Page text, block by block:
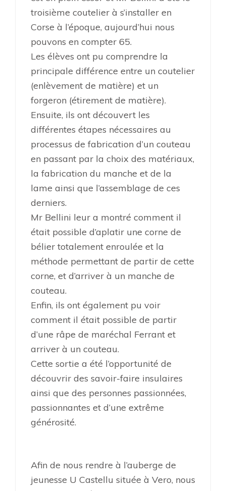
troisième coutelier à s’installer en
Corse à l’époque, aujourd’hui nous
pouvons en compter 65.
Les élèves ont pu comprendre la
principale différence entre un coutelier
(enlèvement de matière) et un
forgeron (étirement de matière).
Ensuite, ils ont découvert les
différentes étapes nécessaires au
processus de fabrication d’un couteau
en passant par la choix des matériaux,
la fabrication du manche et de la
lame ainsi que l’assemblage de ces
derniers.
Mr Bellini leur a montré comment il
était possible d’aplatir une corne de
bélier totalement enroulée et la
méthode permettant de partir de cette
corne, et d’arriver à un manche de
couteau.
Enfin, ils ont également pu voir
comment il était possible de partir
d’une râpe de maréchal Ferrant et
arriver à un couteau.
Cette sortie a été l’opportunité de
découvrir des savoir-faire insulaires
ainsi que des personnes passionnées,
passionnantes et d’une extrême
générosité.
Afin de nous rendre à l’auberge de
jeunesse U Castellu située à Vero, nous